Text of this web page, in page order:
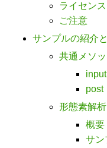
ライセンス
ご注意
サンプルの紹介
共通メソ
post
形態素解
概要
サン